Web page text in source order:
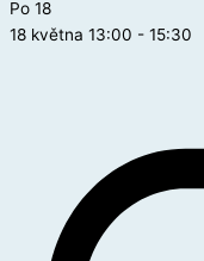
Po 18
18 května 13:00 - 15:30